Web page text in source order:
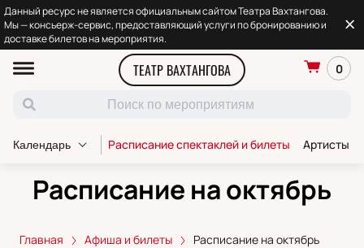
Данный ресурс не является официальным сайтом Театра Вахтангова.
Мы — консьерж-сервис, предоставляющий услуги по бронированию и
доставке билетов на мероприятия.
ТЕАТР ВАХТАНГОВА 0
Календарь Расписание спектаклей и билеты Артисты
Расписание на октябрь
Главная Афиша и билеты Расписание на октябрь